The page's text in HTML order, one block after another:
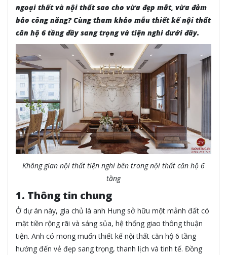
ngoại thất và nội thất sao cho vừa đẹp mắt, vừa đảm
bảo công năng? Cùng tham khảo mẫu thiết kế nội thất
căn hộ 6 tầng đầy sang trọng và tiện nghi dưới đây.
Không gian nội thất tiện nghi bên trong nội thất căn hộ 6
tầng
1. Thông tin chung
Ở dự án này, gia chủ là anh Hưng sở hữu một mảnh đất có
mặt tiền rộng rãi và sáng sủa, hệ thống giao thông thuận
tiện. Anh có mong muốn thiết kế nội thất căn hộ 6 tầng
hướng đến vẻ đẹp sang trọng, thanh lịch và tinh tế. Đồng